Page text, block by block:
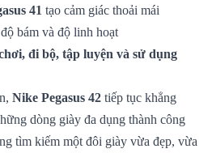
41 tạo cảm giác thoải mái
bám và độ linh hoạt
đi bộ, tập luyện và sử dụng
Nike Pegasus 42 tiếp tục khẳng
dòng giày đa dụng thành công
tìm kiếm một đôi giày vừa đẹp, vừa